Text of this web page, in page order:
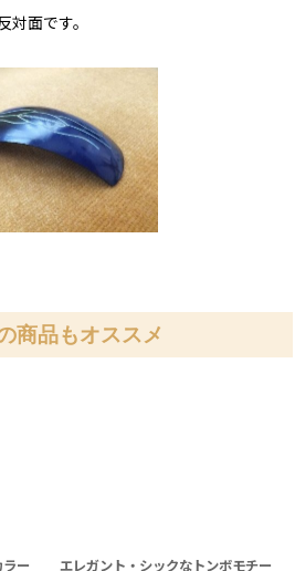
面です。
商品もオススメ
ー
エレガント・シックなトンボモチー